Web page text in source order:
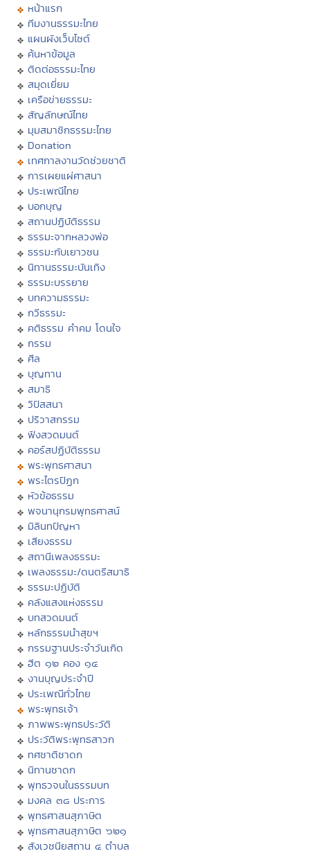
หน้าแรก
ทีมงานธรรมะไทย
แผนผังเว็บไซต์
ค้นหาข้อมูล
ติดต่อธรรมะไทย
สมุดเยี่ยม
เครือข่ายธรรมะ
สัญลักษณ์ไทย
มุมสมาชิกธรรมะไทย
Donation
เทศกาลงานวัดช่วยชาติ
การเผยแผ่ศาสนา
ประเพณีไทย
บอกบุญ
สถานปฏิบัติธรรม
ธรรมะจากหลวงพ่อ
ธรรมะกับเยาวชน
นิทานธรรมะบันเทิง
ธรรมะบรรยาย
บทความธรรมะ
กวีธรรมะ
คติธรรม คำคม โดนใจ
กรรม
ศีล
บุญทาน
สมาธิ
วิปัสสนา
ปริวาสกรรม
ฟังสวดมนต์
คอร์สปฏิบัติธรรม
พระพุทธศาสนา
พระไตรปิฏก
หัวข้อธรรม
พจนานุกรมพุทธศาสน์
มิลินทปัญหา
เสียงธรรม
สถานีเพลงธรรมะ
เพลงธรรมะ/ดนตรีสมาธิ
ธรรมะปฏิบัติ
คลังแสงแห่งธรรม
บทสวดมนต์
หลักธรรมนำสุขฯ
กรรมฐานประจำวันเกิด
ฮีต ๑๒ คอง ๑๔
งานบุญประจำปี
ประเพณีทั่วไทย
พระพุทธเจ้า
ภาพพระพุทธประวัติ
ประวัติพระพุทธสาวก
ทศชาติชาดก
นิทานชาดก
พุทธวจนในธรรมบท
มงคล ๓๘ ประการ
พุทธศาสนสุภาษิต
พุทธศาสนสุภาษิต ๖๒๑
สังเวชนียสถาน ๔ ตำบล